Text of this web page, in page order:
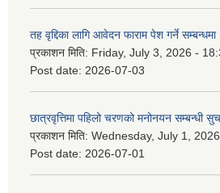
तह वृद्दिका लागि आवेदन फाराम पेश गर्ने सम्बन्धमा
प्रकाशन मिति: Friday, July 3, 2026 -
Post date: 2026-07-03
छात्रवृत्तिमा पहिलो चरणको मनोनयन सम्बन्धी
प्रकाशन मिति: Wednesday, July 1,
Post date: 2026-07-01